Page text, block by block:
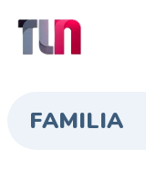
FAMILIA